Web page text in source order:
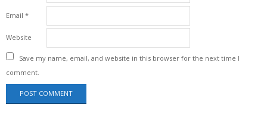
Email *
Website
Save my name, email, and website in this browser for the next time I
comment.